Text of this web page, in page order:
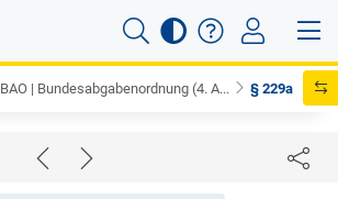
BAO | Bundesabgabenordnung (4. A... § 229a